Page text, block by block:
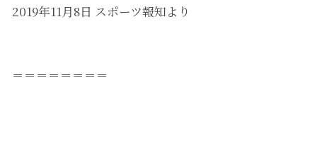
2019年11月8日 スポーツ報知より
＝＝＝＝＝＝＝＝